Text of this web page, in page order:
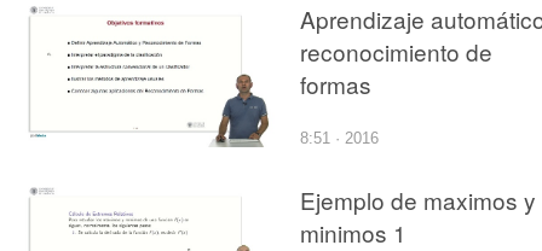
Aprendizaje
reconocimiento de
formas
8:51 · 2016
Ejemplo de maximos y
minimos 1